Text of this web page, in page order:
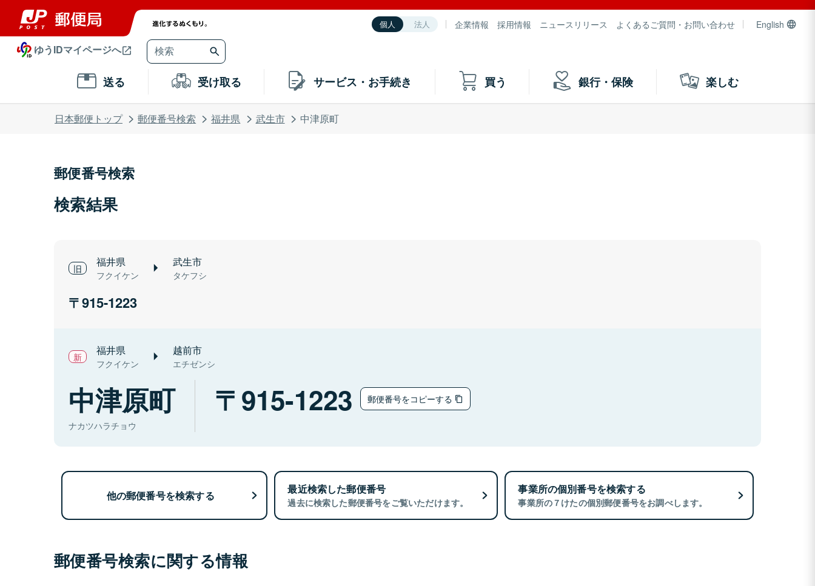
個人 法人 企業情報 採用情報 ニュースリリース よくあるご質問・お問い合わせ English
ゆうIDマイページへ
送る 受け取る サービス・お手続き 買う 銀行・保険 楽しむ
日本郵便トップ 郵便番号検索 福井県 武生市 中津原町
郵便番号検索
検索結果
福井県
フクイケン
武生市
タケフシ
915-1223
福井県
フクイケン
越前市
エチゼンシ
中津原町
ナカツハラチョウ
915-1223 郵便番号をコピーする
他の郵便番号を検索する 最近検索した郵便番号
過去に検索した郵便番号をご覧いただけます。
事業所の個別番号を検索する
事業所の７けたの個別郵便番号をお調べします。
郵便番号検索に関する情報